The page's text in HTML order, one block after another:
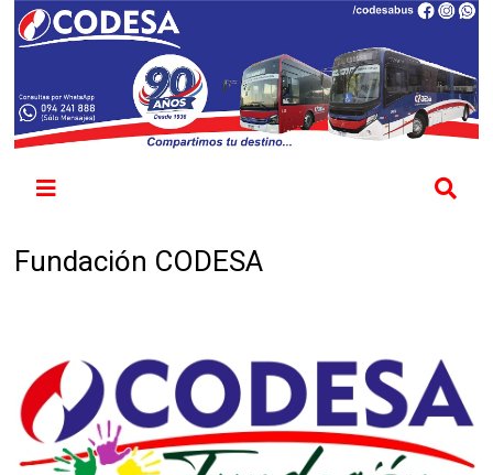
Fundación CODESA